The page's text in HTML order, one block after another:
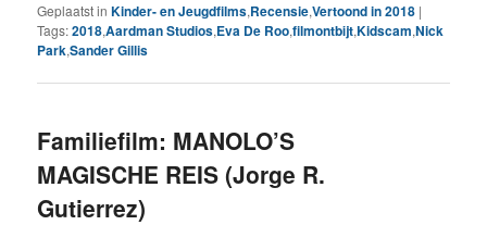
Geplaatst in Kinder- en Jeugdfilms,Recensie,Vertoond in 2018 |
Tags:2018,Aardman Studios,Eva De Roo,filmontbijt,Kidscam,Nick
Park,Sander Gillis
Familiefilm: MANOLO’S
MAGISCHE REIS (Jorge R.
Gutierrez)